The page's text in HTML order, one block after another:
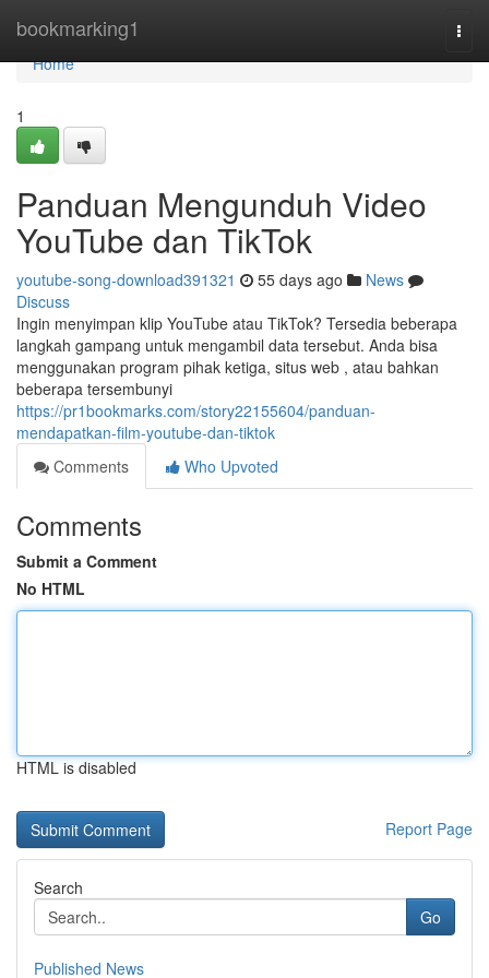
bookmarking1
Home
Home
1
Panduan Mengunduh Video
YouTube dan TikTok
youtube-song-download391321 55 days ago
News
Discuss
Ingin menyimpan klip YouTube atau TikTok? Tersedia beberapa
langkah gampang untuk mengambil data tersebut. Anda bisa
menggunakan program pihak ketiga, situs web , atau bahkan
beberapa tersembunyi
https://pr1bookmarks.com/story22155604/panduan-
mendapatkan-film-youtube-dan-tiktok
Comments
Who Upvoted
Comments
Submit a Comment
No HTML
HTML is disabled
Report Page
Search
Go
Published News